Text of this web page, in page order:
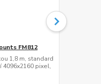
FM812
1,8 m, standard
4096x2160 pixel,